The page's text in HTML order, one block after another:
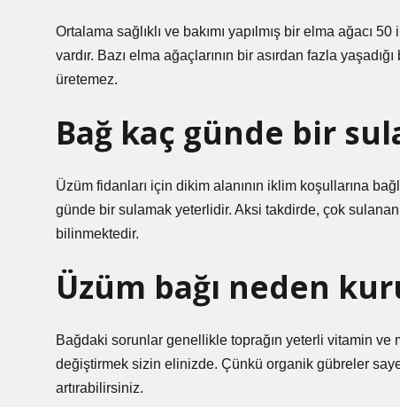
Ortalama sağlıklı ve bakımı yapılmış bir elma ağacı
vardır. Bazı elma ağaçlarının bir asırdan fazla
üretemez.
Bağ kaç günde bir
Üzüm fidanları için dikim alanının iklim koşullarına
günde bir sulamak yeterlidir. Aksi takdirde, çok
bilinmektedir.
Üzüm bağı neden
Bağdaki sorunlar genellikle toprağın yeterli vitamin
değiştirmek sizin elinizde. Çünkü organik gübreler
artırabilirsiniz.